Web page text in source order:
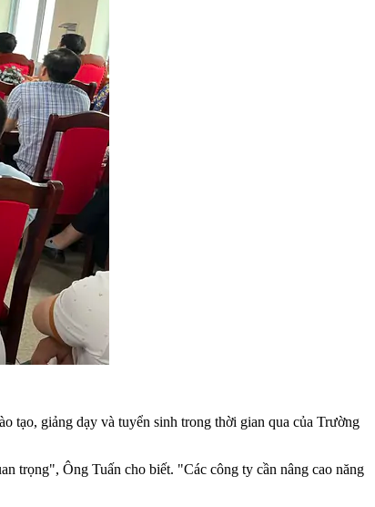
tạo, giảng dạy và tuyển sinh trong thời gian qua của Trường
trọng", Ông Tuấn cho biết. "Các công ty cần nâng cao năng